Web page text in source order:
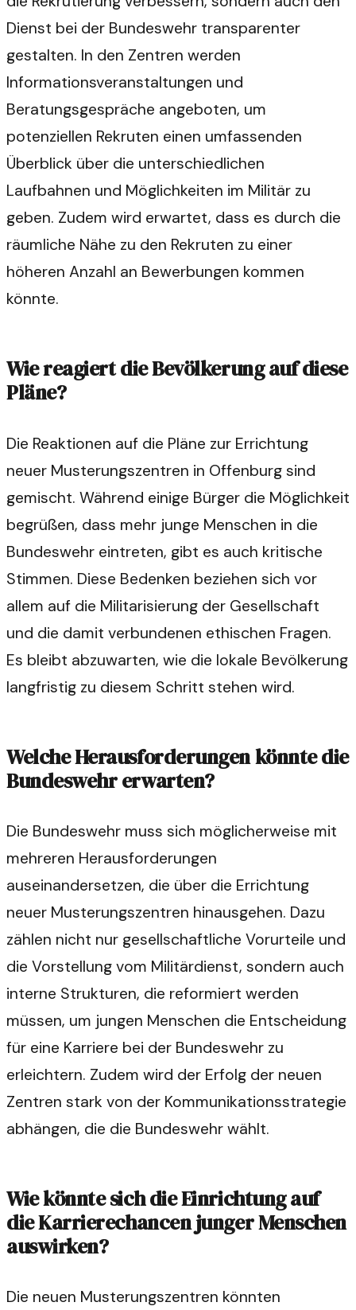
Dienst bei der Bundeswehr transparenter
gestalten. In den Zentren werden
Informationsveranstaltungen und
Beratungsgespräche angeboten, um
potenziellen Rekruten einen umfassenden
Überblick über die unterschiedlichen
Laufbahnen und Möglichkeiten im Militär zu
geben. Zudem wird erwartet, dass es durch die
räumliche Nähe zu den Rekruten zu einer
höheren Anzahl an Bewerbungen kommen
könnte.
Wie reagiert die Bevölkerung auf diese
Pläne?
Die Reaktionen auf die Pläne zur Errichtung
neuer Musterungszentren in Offenburg sind
gemischt. Während einige Bürger die Möglichkeit
begrüßen, dass mehr junge Menschen in die
Bundeswehr eintreten, gibt es auch kritische
Stimmen. Diese Bedenken beziehen sich vor
allem auf die Militarisierung der Gesellschaft
und die damit verbundenen ethischen Fragen.
Es bleibt abzuwarten, wie die lokale Bevölkerung
langfristig zu diesem Schritt stehen wird.
Welche Herausforderungen könnte die
Bundeswehr erwarten?
Die Bundeswehr muss sich möglicherweise mit
mehreren Herausforderungen
auseinandersetzen, die über die Errichtung
neuer Musterungszentren hinausgehen. Dazu
zählen nicht nur gesellschaftliche Vorurteile und
die Vorstellung vom Militärdienst, sondern auch
interne Strukturen, die reformiert werden
müssen, um jungen Menschen die Entscheidung
für eine Karriere bei der Bundeswehr zu
erleichtern. Zudem wird der Erfolg der neuen
Zentren stark von der Kommunikationsstrategie
abhängen, die die Bundeswehr wählt.
Wie könnte sich die Einrichtung auf
die Karrierechancen junger Menschen
auswirken?
Die neuen Musterungszentren könnten